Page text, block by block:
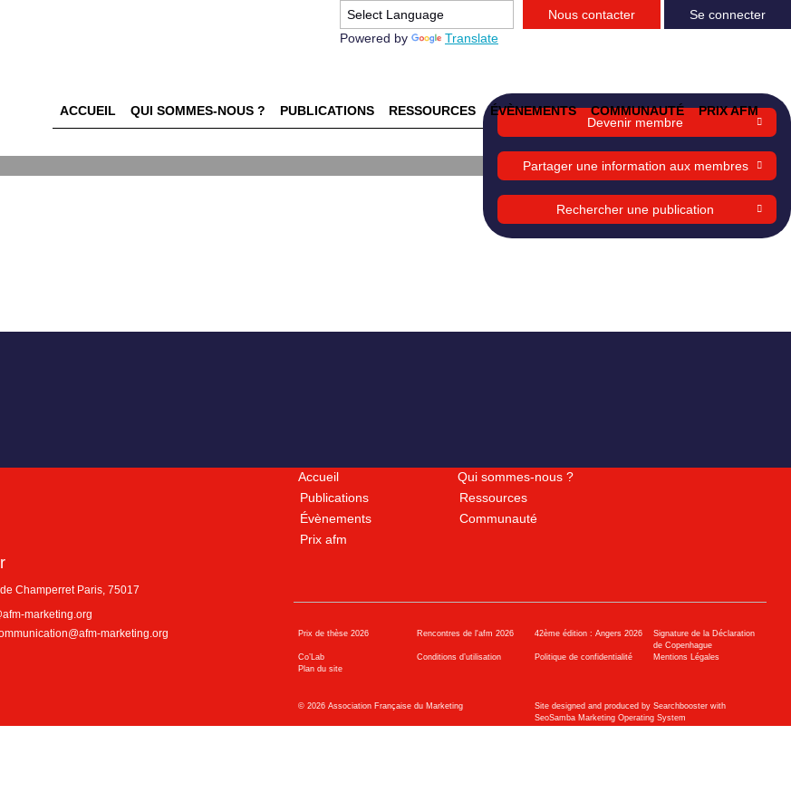
Powered by Translate
Nous contacter Se connecter
ACCUEIL QUI SOMMES-NOUS ? PUBLICATIONS RESSOURCES ÉVÈNEMENTS COMMUNAUTÉ PRIX AFM
:COMMENT LES
INFLUENCENT
A L’ECONOMIE
Devenir membre
Partager une information aux membres
Rechercher une publication
Champerret Paris, 75017
marketing.org
marketing.org
Accueil
Qui sommes-nous ?
Publications
Ressources
Évènements
Communauté
Prix afm
Prix de thèse 2026 Rencontres de l'afm 2026 42ème édition : Angers 2026
Signature de la Déclaration
de Copenhague
Co’Lab
Conditions d’utilisation Politique de confidentialité
Mentions Légales
Plan du site
© 2026Association Française du Marketing
Site designed and produced by Searchbooster with
SeoSamba Marketing Operating System